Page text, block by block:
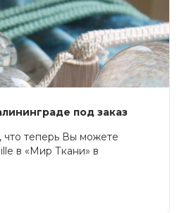
под заказ
теперь Вы можете
в «Мир Ткани» в